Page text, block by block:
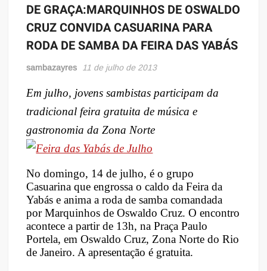
DE GRAÇA:MARQUINHOS DE OSWALDO
CRUZ CONVIDA CASUARINA PARA
RODA DE SAMBA DA FEIRA DAS YABÁS
sambazayres 11 de julho de 2013
Em julho, jovens sambistas participam da
tradicional feira gratuita de música e
gastronomia da Zona Norte
No domingo, 14 de julho, é o grupo
Casuarina que engrossa o caldo da Feira da
Yabás e anima a roda de samba comandada
por Marquinhos de Oswaldo Cruz. O encontro
acontece a partir de 13h, na Praça Paulo
Portela, em Oswaldo Cruz, Zona Norte do Rio
de Janeiro. A apresentação é gratuita.